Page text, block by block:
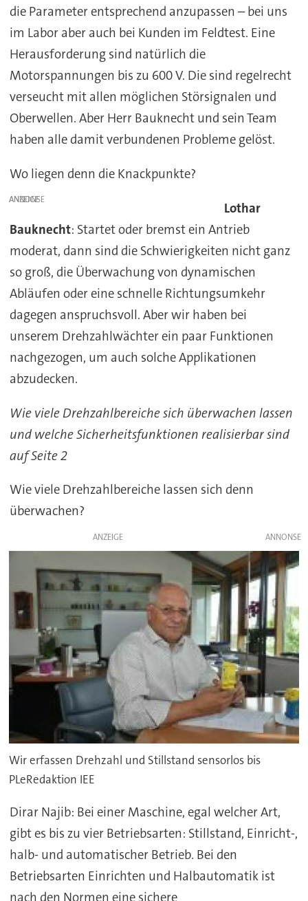
die Parameter entsprechend anzupassen – bei uns
im Labor aber auch bei Kunden im Feldtest. Eine
Herausforderung sind natürlich die
Motorspannungen bis zu 600 V. Die sind regelrecht
verseucht mit allen möglichen Störsignalen und
Oberwellen. Aber Herr Bauknecht und sein Team
haben alle damit verbundenen Probleme gelöst.
Wo liegen denn die Knackpunkte?
ANZEIGE
Lothar
Bauknecht: Startet oder bremst ein Antrieb
moderat, dann sind die Schwierigkeiten nicht ganz
so groß, die Überwachung von dynamischen
Abläufen oder eine schnelle Richtungsumkehr
dagegen anspruchsvoll. Aber wir haben bei
unserem Drehzahlwächter ein paar Funktionen
nachgezogen, um auch solche Applikationen
abzudecken.
Wie viele Drehzahlbereiche sich überwachen lassen
und welche Sicherheitsfunktionen realisierbar sind
auf Seite 2
Wie viele Drehzahlbereiche lassen sich denn
überwachen?
ANZEIGE
Wir erfassen Drehzahl und Stillstand sensorlos bis
PLeRedaktion IEE
Dirar Najib: Bei einer Maschine, egal welcher Art,
gibt es bis zu vier Betriebsarten: Stillstand, Einricht-,
halb- und automatischer Betrieb. Bei den
Betriebsarten Einrichten und Halbautomatik ist
nach den Normen eine sichere